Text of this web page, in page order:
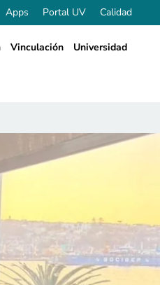
Apps Portal UV Calidad
Vinculación Universidad